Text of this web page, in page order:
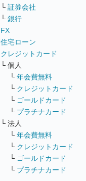
└ 証券会社
└ 銀行
FX
住宅ローン
クレジットカード
└ 個人
└ 年会費無料
└ クレジットカード
└ ゴールドカード
└ プラチナカード
└ 法人
└ 年会費無料
└ クレジットカード
└ ゴールドカード
└ プラチナカード